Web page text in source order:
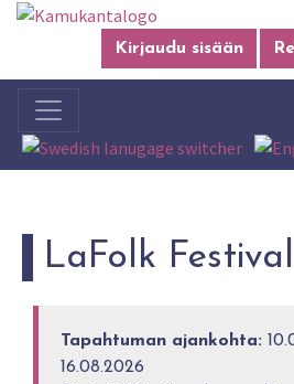
Kirjaudu sisään
LaFolk
Tapahtuman ajankohta:
16.08.2026